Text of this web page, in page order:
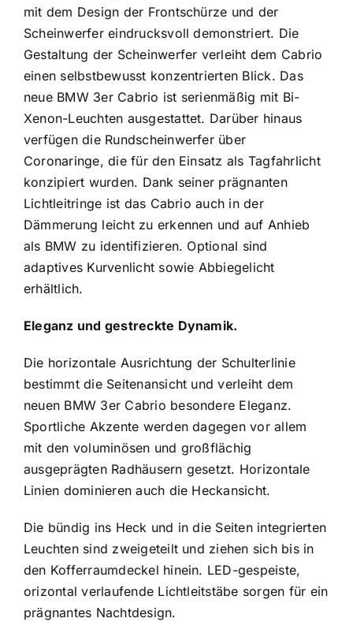
mit dem Design der Frontschürze und der
Scheinwerfer eindrucksvoll demonstriert. Die
Gestaltung der Scheinwerfer verleiht dem Cabrio
einen selbstbewusst konzentrierten Blick. Das
neue BMW 3er Cabrio ist serienmäßig mit Bi-
Xenon-Leuchten ausgestattet. Darüber hinaus
verfügen die Rundscheinwerfer über
Coronaringe, die für den Einsatz als Tagfahrlicht
konzipiert wurden. Dank seiner prägnanten
Lichtleitringe ist das Cabrio auch in der
Dämmerung leicht zu erkennen und auf Anhieb
als BMW zu identifizieren. Optional sind
adaptives Kurvenlicht sowie Abbiegelicht
erhältlich.
Eleganz und gestreckte Dynamik.
Die horizontale Ausrichtung der Schulterlinie
bestimmt die Seitenansicht und verleiht dem
neuen BMW 3er Cabrio besondere Eleganz.
Sportliche Akzente werden dagegen vor allem
mit den voluminösen und großflächig
ausgeprägten Radhäusern gesetzt. Horizontale
Linien dominieren auch die Heckansicht.
Die bündig ins Heck und in die Seiten integrierten
Leuchten sind zweigeteilt und ziehen sich bis in
den Kofferraumdeckel hinein. LED-gespeiste,
orizontal verlaufende Lichtleitstäbe sorgen für ein
prägnantes Nachtdesign.